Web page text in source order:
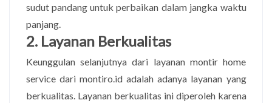
sudut pandang untuk perbaikan dalam jangka waktu
panjang.
2. Layanan Berkualitas
Keunggulan selanjutnya dari layanan montir home
service dari montiro.id adalah adanya layanan yang
berkualitas. Layanan berkualitas ini diperoleh karena